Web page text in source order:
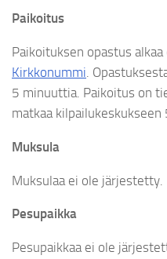
Paikoitus
Paikoituksen opastus
Kirkkonummi.
5 minuuttia. Paikoitus on
matkaa
Muksula
Muksulaa ei ole järjestetty.
Pesupaikka
Pesupaikkaa ei ole